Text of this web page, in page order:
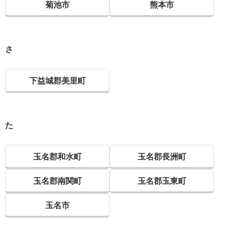
菊池市 熊本市
さ
下益城郡美里町
た
玉名郡和水町 玉名郡長洲町
玉名郡南関町 玉名郡玉東町
玉名市